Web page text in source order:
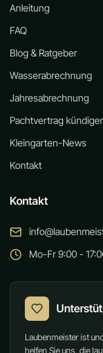
Anleitung
FAQ
Blog & Ratgeber
Wasserabrechnung
Jahresabrechnung
Pachtvertrag
Kleingarten-News
Kontakt
Kontakt
Mo-Fr 9:00 -
Laubenmeister ist
helfen Sie uns, die